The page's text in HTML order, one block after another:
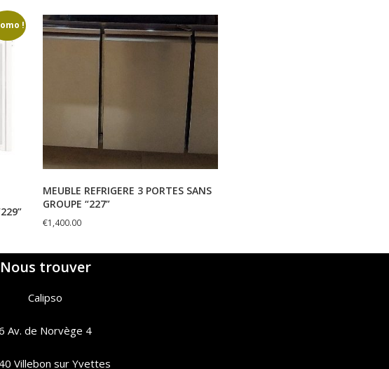
!
MEUBLE REFRIGERE 3 PORTES SANS
GROUPE “227”
€1,400.00
Nous trouver
Calipso
Av. de Norvège 4
Villebon sur Yvettes